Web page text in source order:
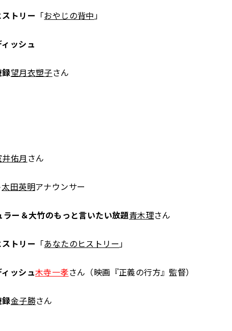
トリー 「おやじの背中 」
ッシュ
望月衣塑子さん
井佑月 さん
太田英明アナウンサー
ラー＆大竹のもっと言いたい放題青木理さん
トリー 「あなたのヒストリー 」
ッシュ木寺一孝さん（映画『正義の行方』監督）
金子勝さん